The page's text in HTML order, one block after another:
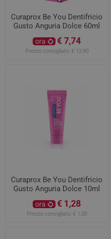
Curaprox Be You Dentifricio
Gusto Anguria Dolce 60ml
ora € 7,74
Prezzo consigliato: € 12,90
Curaprox Be You Dentifricio
Gusto Anguria Dolce 10ml
ora € 1,28
Prezzo consigliato: € 1,50